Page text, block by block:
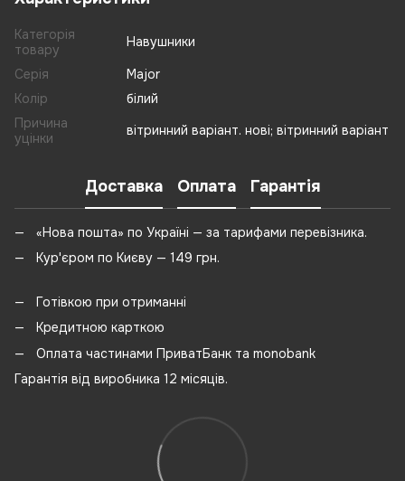
Категорія
товару
Навушники
Серія
Major
Колір
білий
Причина
уцінки
вітринний варіант. нові; вітринний варіант
Доставка Оплата Гарантія
«Нова пошта» по Україні — за тарифами перевізника.
Кур'єром по Києву — 149 грн.
Готівкою при отриманні
Кредитною карткою
Оплата частинами ПриватБанк та monobank
Гарантія від виробника 12 місяців.